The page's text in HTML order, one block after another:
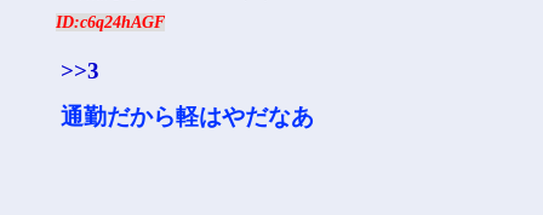
ID:c6q24hAGF
>>3
通勤だから軽はやだなあ